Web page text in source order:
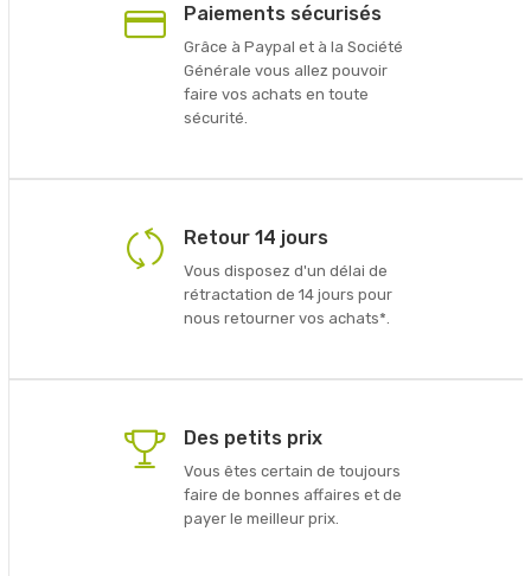
Paiements sécurisés
Grâce à Paypal et à la Société
Générale vous allez pouvoir
faire vos achats en toute
sécurité.
Retour 14 jours
Vous disposez d'un délai de
rétractation de 14 jours pour
nous retourner vos achats*.
Des petits prix
Vous êtes certain de toujours
faire de bonnes affaires et de
payer le meilleur prix.